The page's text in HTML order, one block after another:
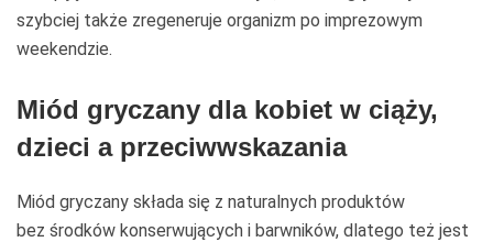
szybciej także zregeneruje organizm po imprezowym
weekendzie.
Miód gryczany dla kobiet w ciąży,
dzieci a przeciwwskazania
Miód gryczany składa się z naturalnych produktów
bez środków konserwujących i barwników, dlatego też jest